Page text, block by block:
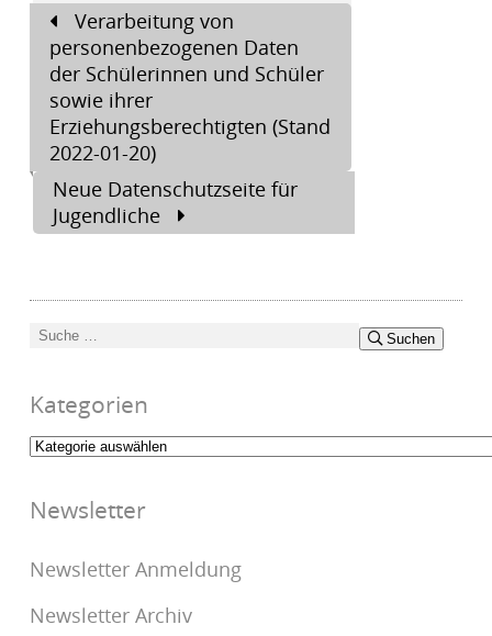
Beitragsnavigation
Verarbeitung von
personenbezogenen Daten
der Schülerinnen und Schüler
sowie ihrer
Erziehungsberechtigten (Stand
2022-01-20)
Neue Datenschutzseite für
Jugendliche
Suchen
Suchen
Kategorien
Kategorien
Newsletter
Newsletter Anmeldung
Newsletter Archiv